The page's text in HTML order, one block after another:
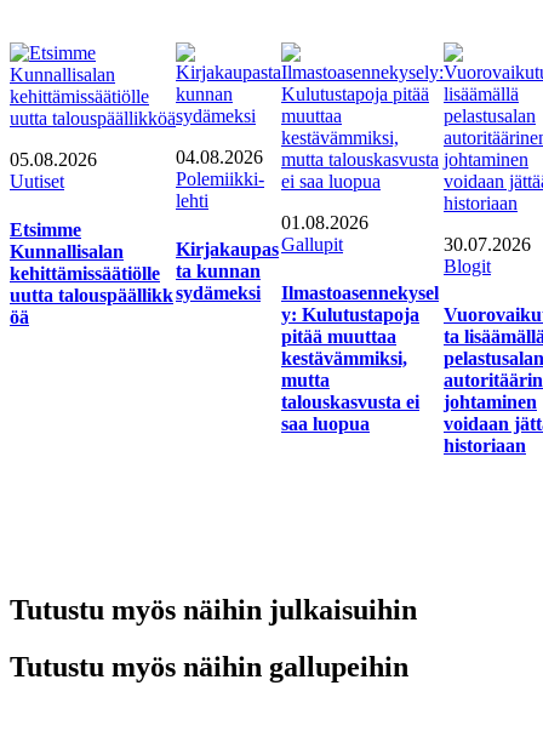
05.08.2026
Uutiset
Etsimme
Kunnallisalan
kehittämissäätiölle
uutta talouspäällikk
öä
04.08.2026
Polemiikki-
lehti
Kirjakaupas
ta kunnan
sydämeksi
01.08.2026
Gallupit
Ilmastoasennekysel
y: Kulutustapoja
pitää muuttaa
kestävämmiksi,
mutta
talouskasvusta ei
saa luopua
30.07.2026
Blogit
ta
pelastusalan
johtaminen
voidaan
historiaan
Tutustu myös näihin julkaisuihin
Tutustu myös näihin gallupeihin